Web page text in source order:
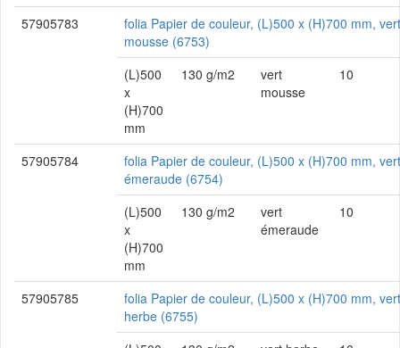
57905783
folia Papier de couleur, (L)500 x (H)700 mm, vert
mousse (6753)
(L)500
x
(H)700
mm
130 g/m2
vert
mousse
10
57905784
folia Papier de couleur, (L)500 x (H)700 mm, vert
émeraude (6754)
(L)500
x
(H)700
mm
130 g/m2
vert
émeraude
10
57905785
folia Papier de couleur, (L)500 x (H)700 mm, vert
herbe (6755)